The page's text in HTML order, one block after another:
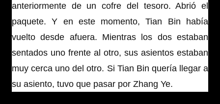
anteriormente de un cofre del tesoro. Abrió el
paquete. Y en este momento, Tian Bin había
vuelto desde afuera. Mientras los dos estaban
sentados uno frente al otro, sus asientos estaban
muy cerca uno del otro. Si Tian Bin quería llegar a
su asiento, tuvo que pasar por Zhang Ye.